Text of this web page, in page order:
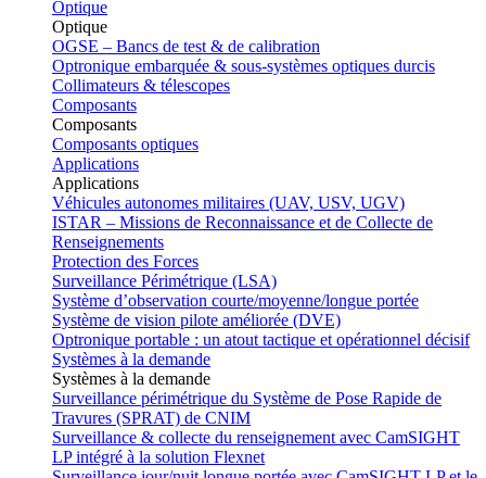
Optique
Optique
OGSE – Bancs de test & de calibration
Optronique embarquée & sous-systèmes optiques durcis
Collimateurs & télescopes
Composants
Composants
Composants optiques
Applications
Applications
Véhicules autonomes militaires (UAV, USV, UGV)
ISTAR – Missions de Reconnaissance et de Collecte de
Renseignements
Protection des Forces
Surveillance Périmétrique (LSA)
Système d’observation courte/moyenne/longue portée
Système de vision pilote améliorée (DVE)
Optronique portable : un atout tactique et opérationnel décisif
Systèmes à la demande
Systèmes à la demande
Surveillance périmétrique du Système de Pose Rapide de
Travures (SPRAT) de CNIM
Surveillance & collecte du renseignement avec CamSIGHT
LP intégré à la solution Flexnet